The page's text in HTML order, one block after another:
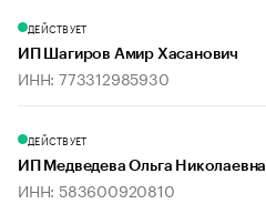
ДЕЙСТВУЕТ
ИП Шагиров Амир Хасанович
ИНН: 773312985930
ДЕЙСТВУЕТ
ИП Медведева Ольга Николаевна
ИНН: 583600920810